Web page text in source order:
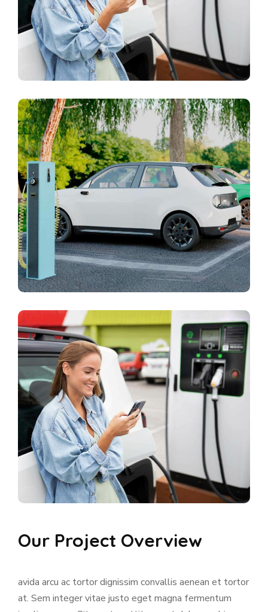
Our Project Overview
avida arcu ac tortor dignissim convallis aenean et tortor
at. Sem integer vitae justo eget magna fermentum